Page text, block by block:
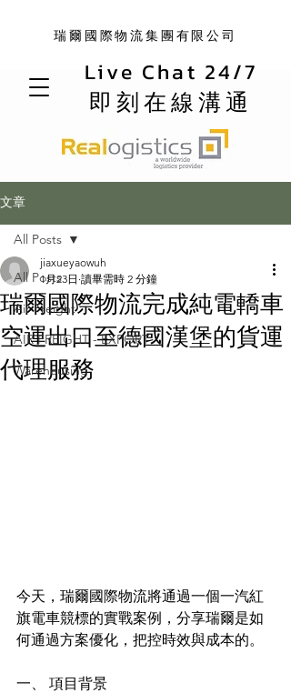
Live Chat 24/7
即刻在線溝通
瑞爾國際物流集團有限公司
文章
All Posts
Air Freight
AIR FREIGHT - EXPORT
Warehousing
All Posts
瑞爾國際物流完成純電轎車
空運出口至德國漢堡的貨運
代理服務
jiaxueyaowuh
1月23日 讀畢需時 2 分鐘
今天，瑞爾國際物流將通過一個一汽紅
旗電車競標的實戰案例，分享瑞爾是如
何通過方案優化，把控時效與成本的。
一、 項目背景